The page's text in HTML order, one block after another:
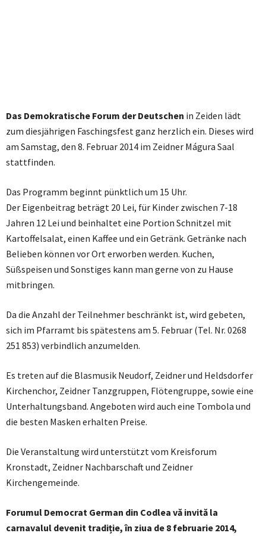
Das Demokratische Forum der Deutschen in Zeiden lädt
zum diesjährigen Faschingsfest ganz herzlich ein. Dieses wird
am Samstag, den 8. Februar 2014 im Zeidner Mágura Saal
stattfinden.
Das Programm beginnt pünktlich um 15 Uhr.
Der Eigenbeitrag beträgt 20 Lei, für Kinder zwischen 7-18
Jahren 12 Lei und beinhaltet eine Portion Schnitzel mit
Kartoffelsalat, einen Kaffee und ein Getränk. Getränke nach
Belieben können vor Ort erworben werden. Kuchen,
Süßspeisen und Sonstiges kann man gerne von zu Hause
mitbringen.
Da die Anzahl der Teilnehmer beschränkt ist, wird gebeten,
sich im Pfarramt bis spätestens am 5. Februar (Tel. Nr. 0268
251 853) verbindlich anzumelden.
Es treten auf die Blasmusik Neudorf, Zeidner und Heldsdorfer
Kirchenchor, Zeidner Tanzgruppen, Flötengruppe, sowie eine
Unterhaltungsband. Angeboten wird auch eine Tombola und
die besten Masken erhalten Preise.
Die Veranstaltung wird unterstützt vom Kreisforum
Kronstadt, Zeidner Nachbarschaft und Zeidner
Kirchengemeinde.
Forumul Democrat German din Codlea vă invită la
carnavalul devenit tradiție, în ziua de 8 februarie 2014,